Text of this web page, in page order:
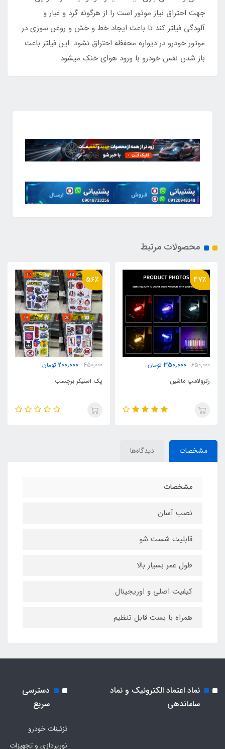
جهت احتراق نیاز موتور است را از هرگونه گرد و غبار و
آلودگی فیلتر کند تا باعث ایجاد خط و خش و روغن سوزی در
موتور خودرو در دیواره محفظه احتراق نشود. این فیلتر باعث
باز شدن نفس خودرو با ورود هوای خنک میشود .
محصولات مرتبط
56٪
450,000
200,000 تومان
پک استیکر برچسب
31٪
650,000
450,000 تومان
فیلتر بخار روغن
مشخصات دیدگاه‌ها
مشخصات
نصب آسان
قابلیت شست شو
طول عمر بسیار بالا
کیفیت اصلی و اوریجینال
همراه با بست قابل تنظیم
نماد اعتماد الکترونیک و نماد
ساماندهی
دسترسی
سریع
تزئینات خودرو
نورپردازی و تجهیزات